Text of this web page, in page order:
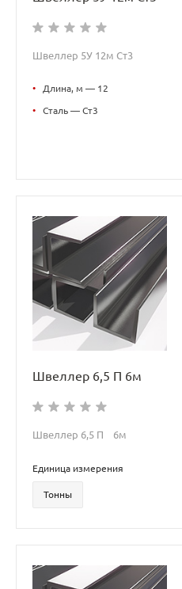
Швеллер 5У 12м Ст3
• Длина, м — 12
• Сталь — Ст3
Швеллер 6,5 П 6м
Швеллер 6,5 П 6м
Единица измерения
Тонны